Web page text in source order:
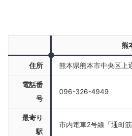
熊
住所 熊本県熊本市中央区上
電話番
号
096-326-4949
最寄り
駅
市内電車2号線「通町